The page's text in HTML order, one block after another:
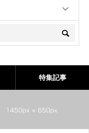
特集記事